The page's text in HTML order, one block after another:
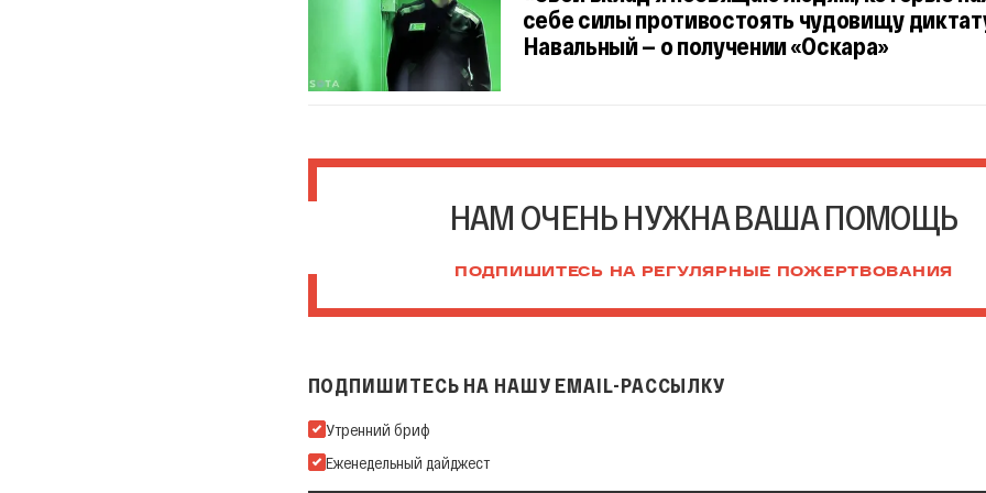
себе силы противостоять чудовищу
Навальный — о получении «Оскара»
НАМ ОЧЕНЬ НУЖНА ВАША ПОМОЩЬ
ПОДПИШИТЕСЬ НА РЕГУЛЯРНЫЕ ПОЖЕРТВОВАНИЯ
ПОДПИШИТЕСЬ НА НАШУ EMAIL-РАССЫЛКУ
Подпишитесь на нашу Email-рассылку
Утренний бриф
Еженедельный дайджест